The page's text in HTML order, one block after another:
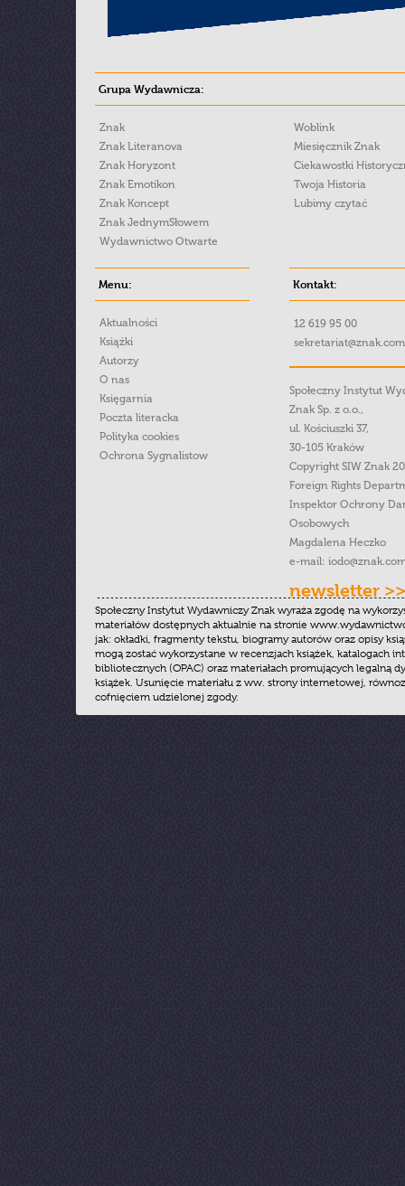
Grupa Wydawnicza:
Znak
Znak Literanova
Znak Horyzont
Znak Emotikon
Znak Koncept
Znak JednymSłowem
Wydawnictwo Otwarte
Woblink
Miesięcznik Znak
Ciekawostki
Twoja Historia
Lubimy czytać
Menu:
Aktualności
Książki
Autorzy
O nas
Księgarnia
Poczta literacka
Polityka cookies
Ochrona Sygnalistow
Kontakt:
12 619 95 00
Społeczny Instytut
Znak Sp. z o.o.,
ul. Kościuszki 37,
30-105 Kraków
Copyright SIW Znak
Foreign Rights
Inspektor Ochrony
Osobowych
Magdalena Heczko
e-mail:
newsletter >>
Społeczny Instytut Wydawniczy Znak wyraża zgodę na
materiałów dostępnych aktualnie na stronie
jak: okładki, fragmenty tekstu, biogramy autorów oraz opisy
mogą zostać wykorzystane w recenzjach książek, katalogach
bibliotecznych (OPAC) oraz materiałach promujących legalną
książek. Usunięcie materiału z ww. strony internetowej,
cofnięciem udzielonej zgody.